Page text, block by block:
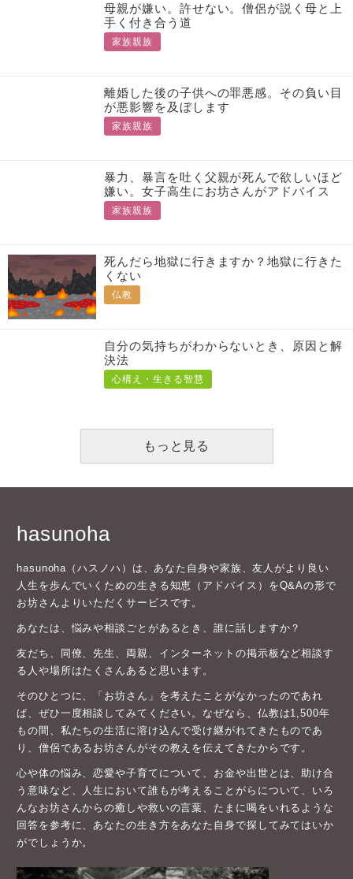
母親が嫌い。許せない。僧侶が説く母と上
手く付き合う道
家族親族
離婚した後の子供への罪悪感。その負い目
が悪影響を及ぼします
家族親族
暴力、暴言を吐く父親が死んで欲しいほど
嫌い。女子高生にお坊さんがアドバイス
家族親族
死んだら地獄に行きますか？地獄に行きた
くない
仏教
自分の気持ちがわからないとき、原因と解
決法
心構え・生きる智慧
もっと見る
hasunoha
hasunoha（ハスノハ）は、あなた自身や家族、友人がより良い
人生を歩んでいくための生きる知恵（アドバイス）をQ&Aの形で
お坊さんよりいただくサービスです。
あなたは、悩みや相談ごとがあるとき、誰に話しますか？
友だち、同僚、先生、両親、インターネットの掲示板など相談す
る人や場所はたくさんあると思います。
そのひとつに、「お坊さん」を考えたことがなかったのであれ
ば、ぜひ一度相談してみてください。なぜなら、仏教は1,500年
もの間、私たちの生活に溶け込んで受け継がれてきたものであ
り、僧侶であるお坊さんがその教えを伝えてきたからです。
心や体の悩み、恋愛や子育てについて、お金や出世とは、助け合
う意味など、人生において誰もが考えることがらについて、いろ
んなお坊さんからの癒しや救いの言葉、たまに喝をいれるような
回答を参考に、あなたの生き方をあなた自身で探してみてはいか
がでしょうか。